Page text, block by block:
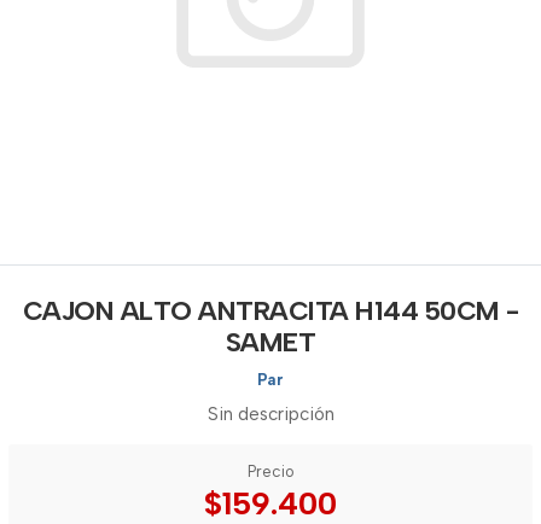
CAJON ALTO ANTRACITA H144 50CM -
SAMET
Par
Sin descripción
Precio
$159.400